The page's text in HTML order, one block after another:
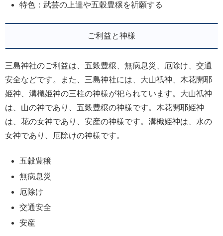
特色：武芸の上達や五穀豊穣を祈願する
ご利益と神様
三島神社のご利益は、五穀豊穣、無病息災、厄除け、交通
安全などです。また、三島神社には、大山祇神、木花開耶
姫神、溝樴姫神の三柱の神様が祀られています。大山祇神
は、山の神であり、五穀豊穣の神様です。木花開耶姫神
は、花の女神であり、安産の神様です。溝樴姫神は、水の
女神であり、厄除けの神様です。
五穀豊穣
無病息災
厄除け
交通安全
安産